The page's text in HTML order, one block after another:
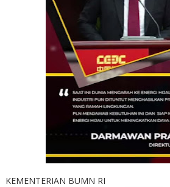
KEMENTERIAN BUMN RI